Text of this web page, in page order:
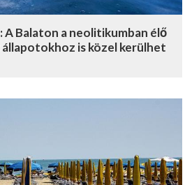
A Balaton a neolitikumban élő
is közel kerülhet